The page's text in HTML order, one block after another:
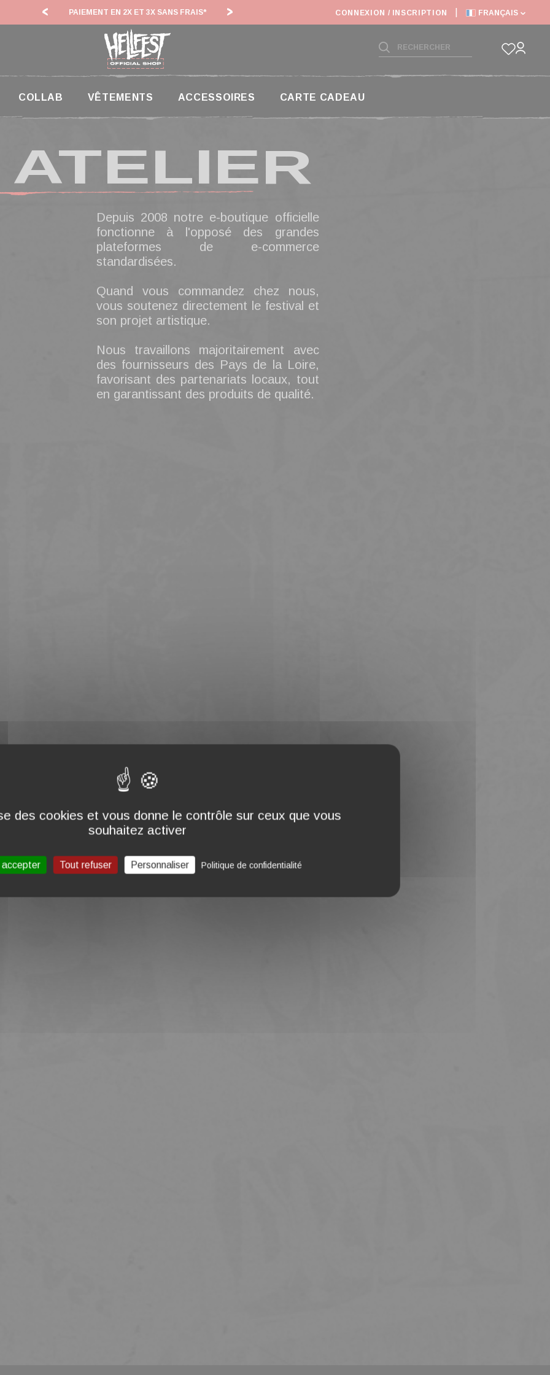
PAIEMENT EN 2X ET 3X SANS FRAIS* HF 26 : DÉLAIS D'EXPÉDITIONS RALONGÉS
CONNEXION / INSCRIPTION FRANÇAIS
COLLAB VÊTEMENTS ACCESSOIRES CARTE CADEAU
Depuis 2008 notre e-boutique officielle
fonctionne à l'opposé des grandes
plateformes de e-commerce
standardisées.
Quand vous commandez chez nous,
vous soutenez directement le festival et
son projet artistique.
Nous travaillons majoritairement avec
des fournisseurs des Pays de la Loire,
favorisant des partenariats locaux, tout
en garantissant des produits de qualité.
des cookies et vous donne le contrôle sur ceux que vous
souhaitez activer
accepter Tout refuser Personnaliser Politique de confidentialité